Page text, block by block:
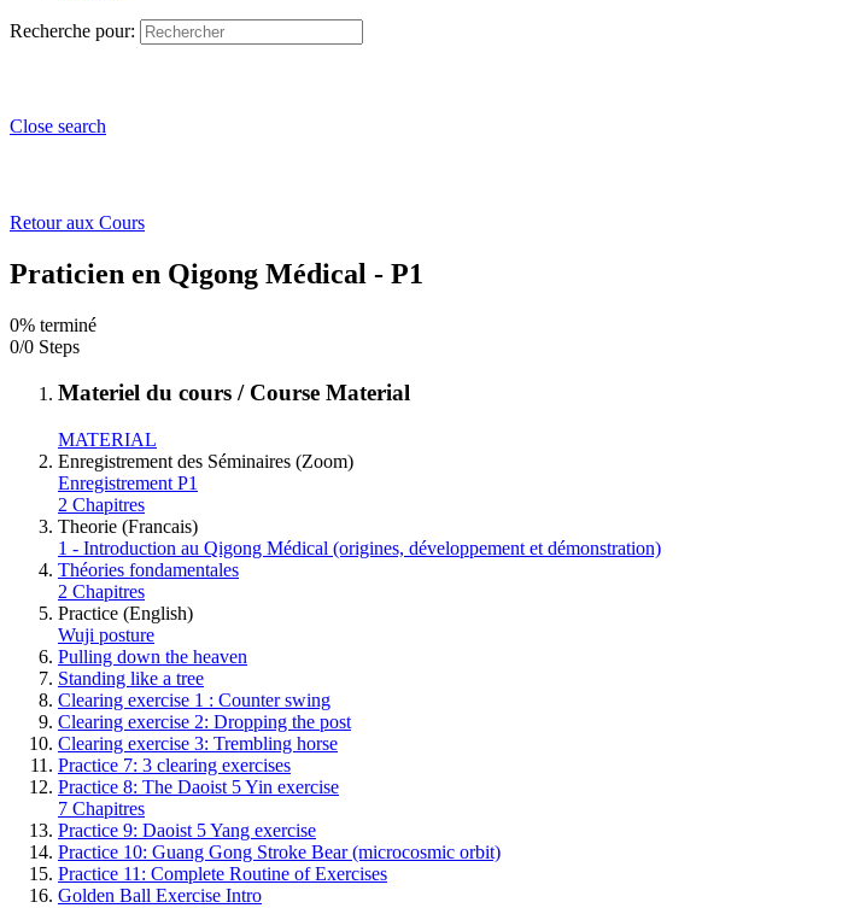
Recherche pour:
Close search
Retour aux Cours
Praticien en Qigong Médical - P1
0% terminé
0/0 Steps
Materiel du cours / Course Material
MATERIAL
Enregistrement des Séminaires (Zoom)
Enregistrement P1
2 Chapitres
Theorie (Francais)
1 - Introduction au Qigong Médical (origines, développement et démonstration)
Théories fondamentales
2 Chapitres
Practice (English)
Wuji posture
Pulling down the heaven
Standing like a tree
Clearing exercise 1 : Counter swing
Clearing exercise 2: Dropping the post
Clearing exercise 3: Trembling horse
Practice 7: 3 clearing exercises
Practice 8: The Daoist 5 Yin exercise
7 Chapitres
Practice 9: Daoist 5 Yang exercise
Practice 10: Guang Gong Stroke Bear (microcosmic orbit)
Practice 11: Complete Routine of Exercises
Golden Ball Exercise Intro